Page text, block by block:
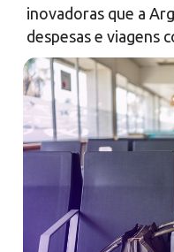
inovadoras que a
despesas e viagens